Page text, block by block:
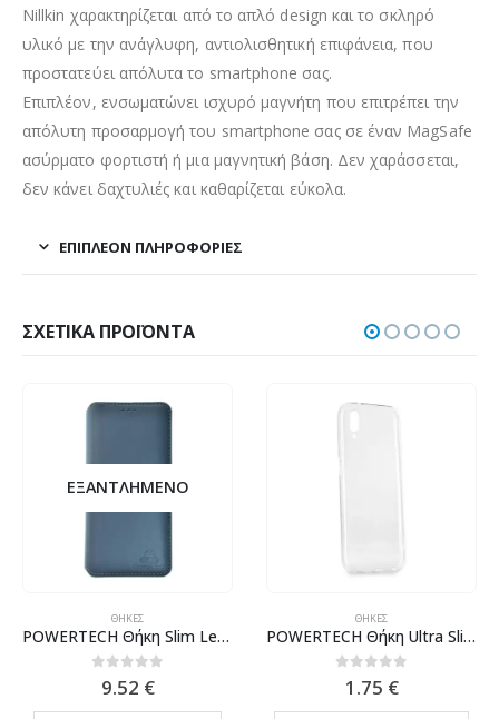
Nillkin χαρακτηρίζεται από το απλό design και το σκληρό
υλικό με την ανάγλυφη, αντιολισθητική επιφάνεια, που
προστατεύει απόλυτα το smartphone σας.
Επιπλέον, ενσωματώνει ισχυρό μαγνήτη που επιτρέπει την
απόλυτη προσαρμογή του smartphone σας σε έναν MagSafe
ασύρματο φορτιστή ή μια μαγνητική βάση. Δεν χαράσσεται,
δεν κάνει δαχτυλιές και καθαρίζεται εύκολα.
ΕΠΙΠΛΈΟΝ ΠΛΗΡΟΦΟΡΊΕΣ
ΣΧΕΤΙΚΆ ΠΡΟΪΌΝΤΑ
ΕΞΑΝΤΛΗΜΈΝΟ
ΘΉΚΕΣ
POWERTECH Θήκη Slim Leather για Samsung S9, γκρι
out of 5
9.52 €
ΘΉΚΕΣ
POWERTECH Θήκη Ultra Slim MOB-1310 για Xiaomi Mi 9 SE, διάφανη
out of 5
1.75 €